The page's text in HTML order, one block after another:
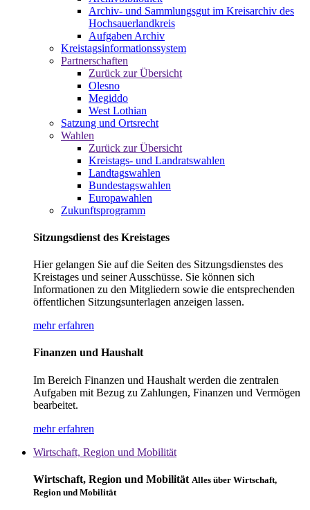
Archiv- und Sammlungsgut im Kreisarchiv des
Hochsauerlandkreis
Aufgaben Archiv
Kreistagsinformationssystem
Partnerschaften
Zurück zur Übersicht
Olesno
Megiddo
West Lothian
Satzung und Ortsrecht
Wahlen
Zurück zur Übersicht
Kreistags- und Landratswahlen
Landtagswahlen
Bundestagswahlen
Europawahlen
Zukunftsprogramm
Sitzungsdienst des Kreistages
Hier gelangen Sie auf die Seiten des Sitzungsdienstes des
Kreistages und seiner Ausschüsse. Sie können sich
Informationen zu den Mitgliedern sowie die entsprechenden
öffentlichen Sitzungsunterlagen anzeigen lassen.
mehr erfahren
Finanzen und Haushalt
Im Bereich Finanzen und Haushalt werden die zentralen
Aufgaben mit Bezug zu Zahlungen, Finanzen und Vermögen
bearbeitet.
mehr erfahren
Wirtschaft, Region und Mobilität
Wirtschaft, Region und Mobilität Alles über Wirtschaft,
Region und Mobilität